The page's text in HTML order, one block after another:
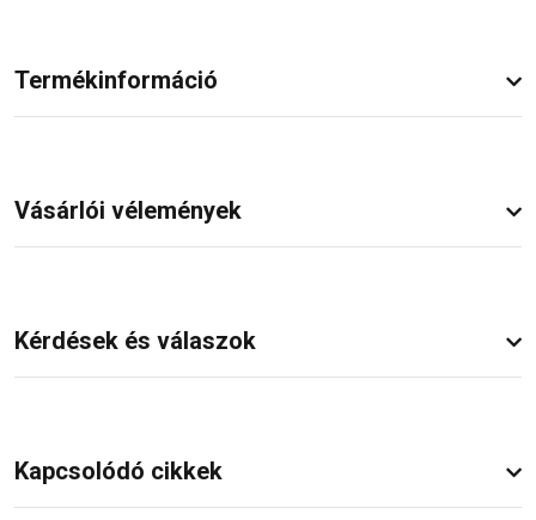
Termékinformáció
Vásárlói vélemények
Kérdések és válaszok
Kapcsolódó cikkek